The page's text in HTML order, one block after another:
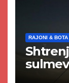
RAJONI & BOTA